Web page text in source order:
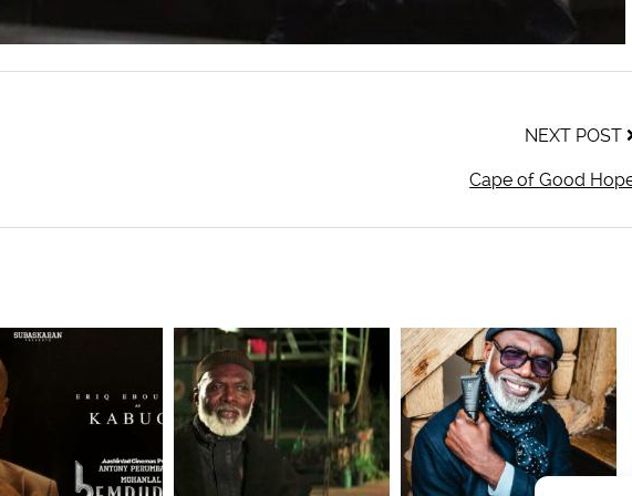
NEXT POST
Cape of Good